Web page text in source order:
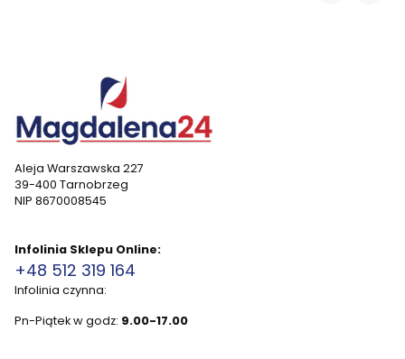
Aleja Warszawska 227
39-400 Tarnobrzeg
NIP 8670008545
Infolinia Sklepu Online:
+48 512 319 164
Infolinia czynna:
Pn-Piątek w godz: 9.00-17.00